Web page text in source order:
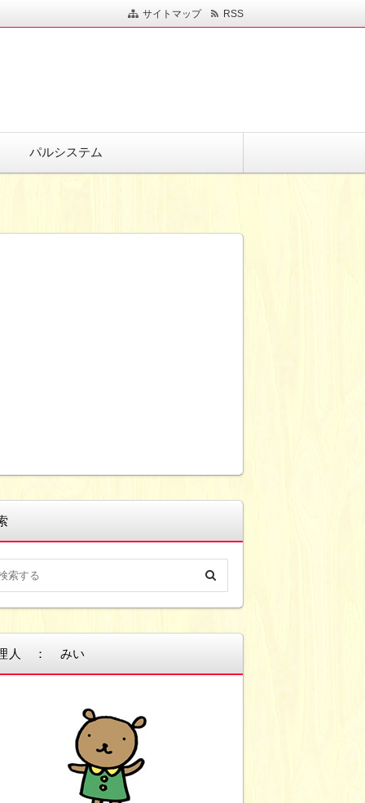
サイトマップ RSS
パルシステム
人 ： みい